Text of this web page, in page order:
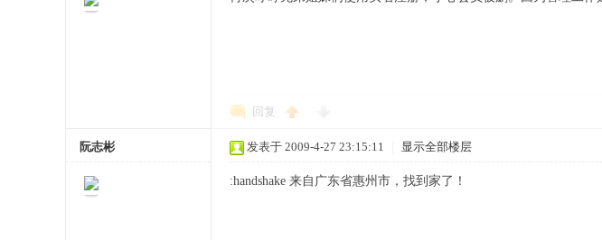
回复
阮志彬 发表于 2009-4-27 23:15:11 显示全部楼层
:handshake 来自广东省惠州市，找到家了！